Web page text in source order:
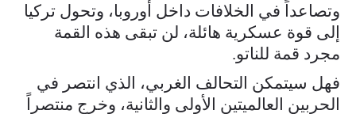
وتصاعداً في الخلافات داخل أوروبا، وتحول تركيا
إلى قوة عسكرية هائلة، لن تبقى هذه القمة
مجرد قمة للناتو.
فهل سيتمكن التحالف الغربي، الذي انتصر في
الحربين العالميتين الأولى والثانية، وخرج منتصراً